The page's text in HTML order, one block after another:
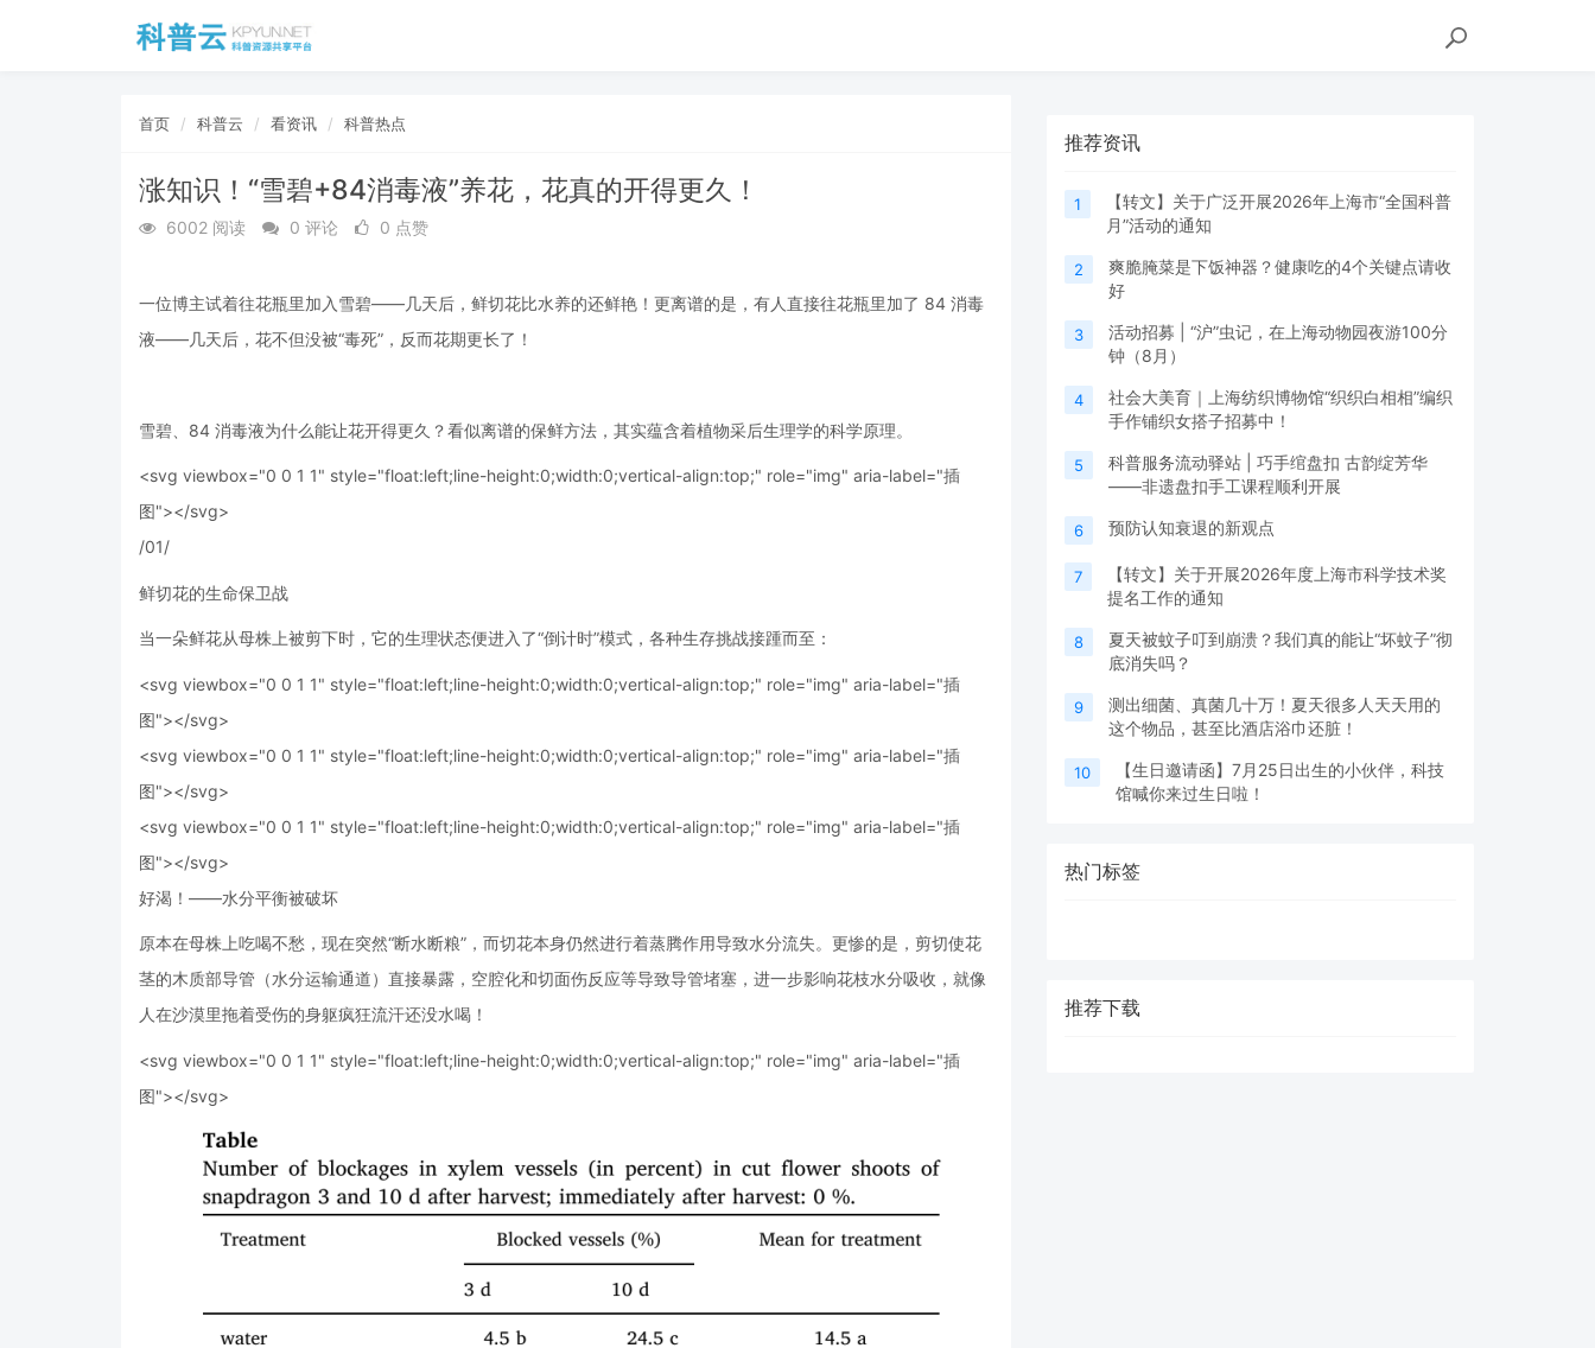
首页 科普云 看资讯 科普热点
涨知识！“雪碧+84消毒液”养花，花真的开得更久！
6002 阅读 0 评论 0 点赞
一位博主试着往花瓶里加入雪碧——几天后，鲜切花比水养的还鲜艳！更离谱的是，有人直接往花瓶里加了 84 消毒
液——几天后，花不但没被“毒死”，反而花期更长了！
雪碧、84 消毒液为什么能让花开得更久？看似离谱的保鲜方法，其实蕴含着植物采后生理学的科学原理。
<svg viewbox="0 0 1 1" style="float:left;line-height:0;width:0;vertical-align:top;" role="img" aria-label="插
图"></svg>
/01/
鲜切花的生命保卫战
当一朵鲜花从母株上被剪下时，它的生理状态便进入了“倒计时”模式，各种生存挑战接踵而至：
<svg viewbox="0 0 1 1" style="float:left;line-height:0;width:0;vertical-align:top;" role="img" aria-label="插
图"></svg>
<svg viewbox="0 0 1 1" style="float:left;line-height:0;width:0;vertical-align:top;" role="img" aria-label="插
图"></svg>
<svg viewbox="0 0 1 1" style="float:left;line-height:0;width:0;vertical-align:top;" role="img" aria-label="插
图"></svg>
好渴！——水分平衡被破坏
原本在母株上吃喝不愁，现在突然“断水断粮”，而切花本身仍然进行着蒸腾作用导致水分流失。更惨的是，剪切使花
茎的木质部导管（水分运输通道）直接暴露，空腔化和切面伤反应等导致导管堵塞，进一步影响花枝水分吸收，就像
人在沙漠里拖着受伤的身躯疯狂流汗还没水喝！
<svg viewbox="0 0 1 1" style="float:left;line-height:0;width:0;vertical-align:top;" role="img" aria-label="插
图"></svg>
推荐资讯
1
【转文】关于广泛开展2026年上海市“全国科普
月”活动的通知
2
爽脆腌菜是下饭神器？健康吃的4个关键点请收
好
3
活动招募 | “沪”虫记，在上海动物园夜游100分
钟（8月）
4
社会大美育｜上海纺织博物馆“织织白相相”编织
手作铺织女搭子招募中！
5
科普服务流动驿站 | 巧手绾盘扣 古韵绽芳华
——非遗盘扣手工课程顺利开展
6 预防认知衰退的新观点
7
【转文】关于开展2026年度上海市科学技术奖
提名工作的通知
8
夏天被蚊子叮到崩溃？我们真的能让“坏蚊子”彻
底消失吗？
9
测出细菌、真菌几十万！夏天很多人天天用的
这个物品，甚至比酒店浴巾还脏！
10
【生日邀请函】7月25日出生的小伙伴，科技
馆喊你来过生日啦！
热门标签
推荐下载